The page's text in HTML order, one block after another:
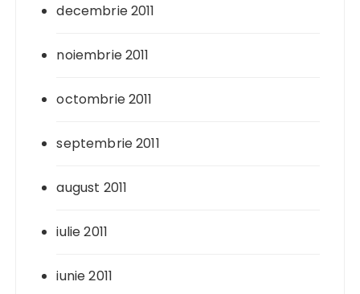
decembrie 2011
noiembrie 2011
octombrie 2011
septembrie 2011
august 2011
iulie 2011
iunie 2011